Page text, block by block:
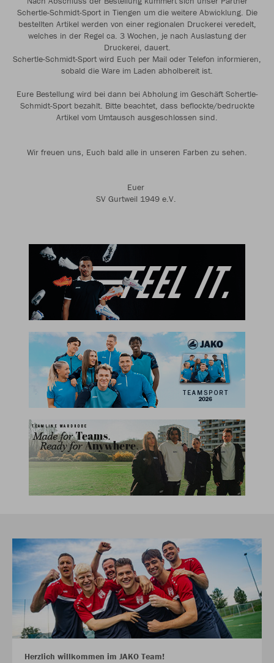
Schertle-Schmidt-Sport in Tiengen um die weitere Abwicklung. Die
bestellten Artikel werden von einer regionalen Druckerei veredelt,
welches in der Regel ca. 3 Wochen, je nach Auslastung der
Druckerei, dauert.
Schertle-Schmidt-Sport wird Euch per Mail oder Telefon informieren,
sobald die Ware im Laden abholbereit ist.
Eure Bestellung wird bei dann bei Abholung im Geschäft Schertle-
Schmidt-Sport bezahlt. Bitte beachtet, dass beflockte/bedruckte
Artikel vom Umtausch ausgeschlossen sind.
Wir freuen uns, Euch bald alle in unseren Farben zu sehen.
Euer
SV Gurtweil 1949 e.V.
Herzlich willkommen im JAKO Team!